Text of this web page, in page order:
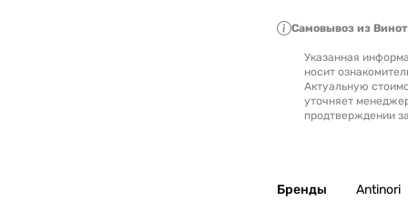
Самовывоз из
Указанная
носит
Актуальную
уточняет
продтверждении
Бренды Antinori